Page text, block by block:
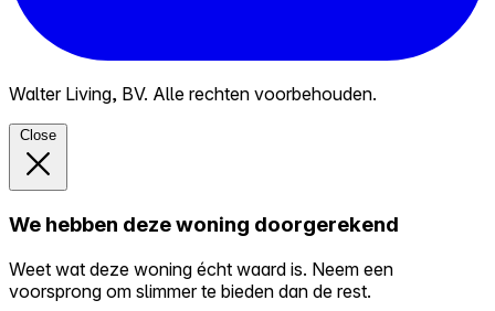
Walter Living, BV. Alle rechten voorbehouden.
Close
We hebben deze woning doorgerekend
Weet wat deze woning écht waard is. Neem een
voorsprong om slimmer te bieden dan de rest.